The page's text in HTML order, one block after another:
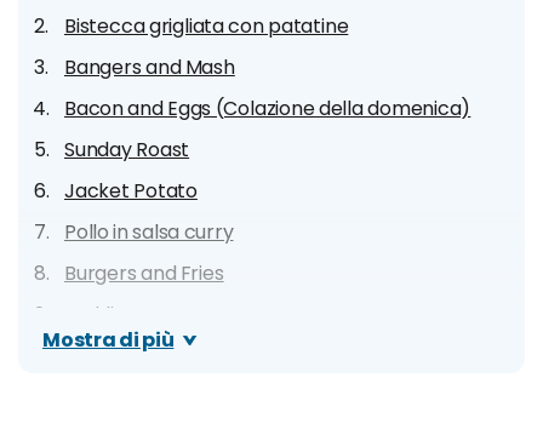
Bistecca grigliata con patatine
Bangers and Mash
Bacon and Eggs (Colazione della domenica)
Sunday Roast
Jacket Potato
Pollo in salsa curry
Burgers and Fries
Pudding
Carrot Cake
Mostra di più